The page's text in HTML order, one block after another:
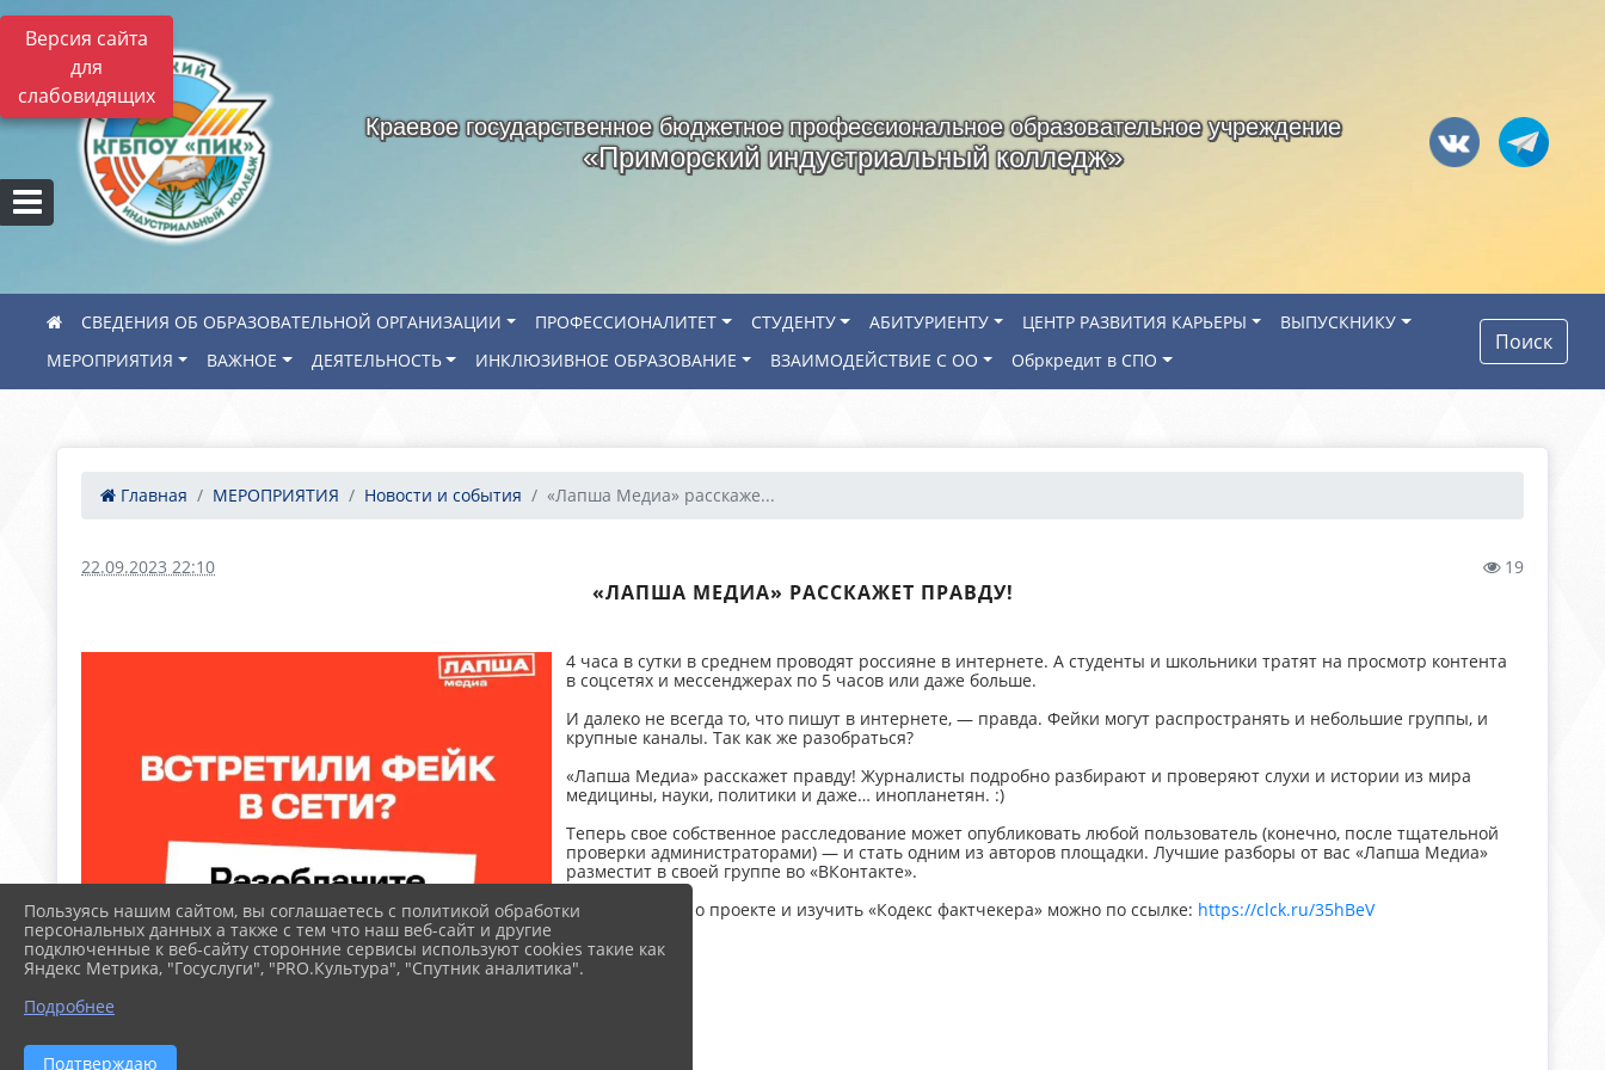
Версия сайта
для
слабовидящих
Краевое государственное бюджетное профессиональное образовательное учреждение
«Приморский индустриальный колледж»
СВЕДЕНИЯ ОБ ОБРАЗОВАТЕЛЬНОЙ ОРГАНИЗАЦИИ ПРОФЕССИОНАЛИТЕТ СТУДЕНТУ АБИТУРИЕНТУ ЦЕНТР РАЗВИТИЯ КАРЬЕРЫ
ВЫПУСКНИКУ
МЕРОПРИЯТИЯ
ВАЖНОЕ ДЕЯТЕЛЬНОСТЬ ИНКЛЮЗИВНОЕ ОБРАЗОВАНИЕ ВЗАИМОДЕЙСТВИЕ С ОО Обркредит в СПО
Поиск
Главная МЕРОПРИЯТИЯ Новости и события «Лапша Медиа» расскаже...
22.09.2023 22:10 19
«ЛАПША МЕДИА» РАССКАЖЕТ ПРАВДУ!
4 часа в сутки в среднем проводят россияне в интернете. А студенты и школьники тратят на просмотр контента
в соцсетях и мессенджерах по 5 часов или даже больше.
И далеко не всегда то, что пишут в интернете, — правда. Фейки могут распространять и небольшие группы, и
крупные каналы. Так как же разобраться?
«Лапша Медиа» расскажет правду! Журналисты подробно разбирают и проверяют слухи и истории из мира
медицины, науки, политики и даже… инопланетян. :)
Теперь свое собственное расследование может опубликовать любой пользователь (конечно, после тщательной
проверки администраторами) — и стать одним из авторов площадки. Лучшие разборы от вас «Лапша Медиа»
разместит в своей группе во «ВКонтакте».
Узнать больше о проекте и изучить «Кодекс фактчекера» можно по ссылке: https://clck.ru/35hBeV
Пользуясь нашим сайтом, вы соглашаетесь с политикой обработки
персональных данных а также с тем что наш веб-сайт и другие
подключенные к веб-сайту сторонние сервисы используют cookies такие как
Яндекс Метрика, "Госуслуги", "PRO.Культура", "Спутник аналитика".
Подробнее
Подтверждаю